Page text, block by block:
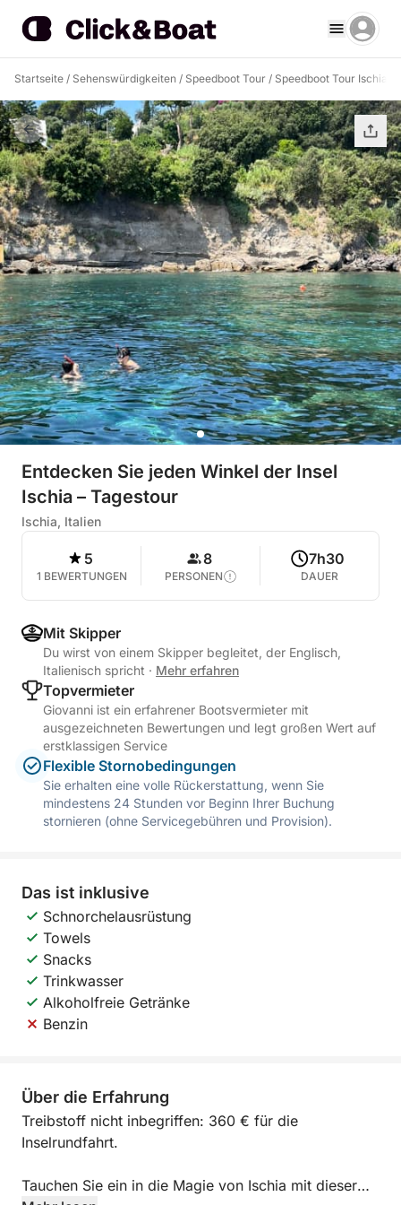
Startseite / Sehenswürdigkeiten / Speedboot Tour / Speedboot Tour Ischia
Entdecken Sie jeden Winkel der Insel
Ischia – Tagestour
Ischia, Italien
5
1 BEWERTUNGEN
8
PERSONEN
7h30
DAUER
Mit Skipper
Du wirst von einem Skipper begleitet, der Englisch,
Italienisch spricht · Mehr erfahren
Topvermieter
Giovanni ist ein erfahrener Bootsvermieter mit
ausgezeichneten Bewertungen und legt großen Wert auf
erstklassigen Service
Flexible Stornobedingungen
Sie erhalten eine volle Rückerstattung, wenn Sie
mindestens 24 Stunden vor Beginn Ihrer Buchung
stornieren (ohne Servicegebühren und Provision).
Das ist inklusive
Schnorchelausrüstung
Towels
Snacks
Trinkwasser
Alkoholfreie Getränke
Benzin
Über die Erfahrung
Treibstoff nicht inbegriffen: 360 € für die
Inselrundfahrt.
Tauchen Sie ein in die Magie von Ischia mit dieser